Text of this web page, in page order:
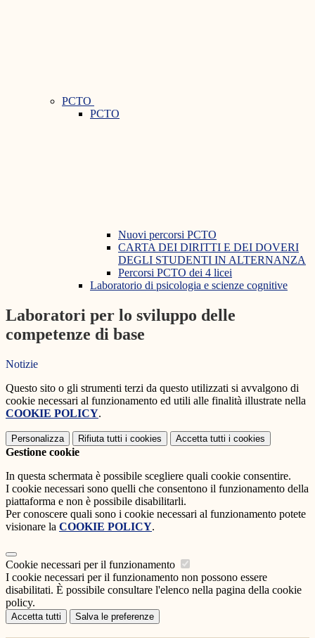
PCTO
PCTO
Nuovi percorsi PCTO
CARTA DEI DIRITTI E DEI DOVERI
DEGLI STUDENTI IN ALTERNANZA
Percorsi PCTO dei 4 licei
Laboratorio di psicologia e scienze cognitive
Laboratori per lo sviluppo delle
competenze di base
Notizie
Questo sito o gli strumenti terzi da questo utilizzati si avvalgono di
cookie necessari al funzionamento ed utili alle finalità illustrate nella
COOKIE POLICY.
Personalizza Rifiuta tutti i cookies Accetta tutti i cookies
Gestione cookie
In questa schermata è possibile scegliere quali cookie consentire.
I cookie necessari sono quelli che consentono il funzionamento della
piattaforma e non è possibile disabilitarli.
Per conoscere quali sono i cookie necessari al funzionamento potete
visionare la COOKIE POLICY.
Cookie necessari per il funzionamento
I cookie necessari per il funzionamento non possono essere
disabilitati. È possibile consultare l'elenco nella pagina della cookie
policy.
Accetta tutti Salva le preferenze